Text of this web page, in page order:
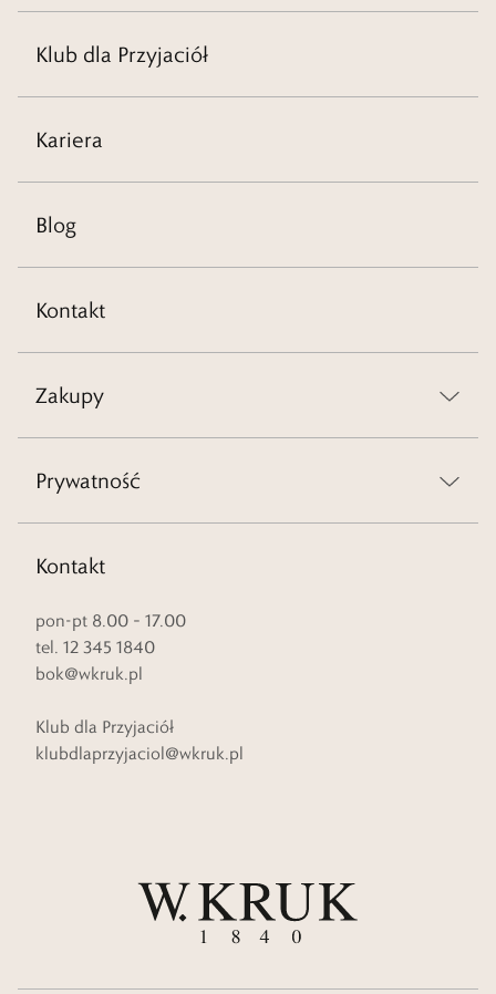
Klub dla Przyjaciół
Kariera
Blog
Kontakt
Zakupy
Prywatność
Kontakt
pon-pt 8.00 – 17.00
tel. 12 345 1840
bok@wkruk.pl
Klub dla Przyjaciół
klubdlaprzyjaciol@wkruk.pl